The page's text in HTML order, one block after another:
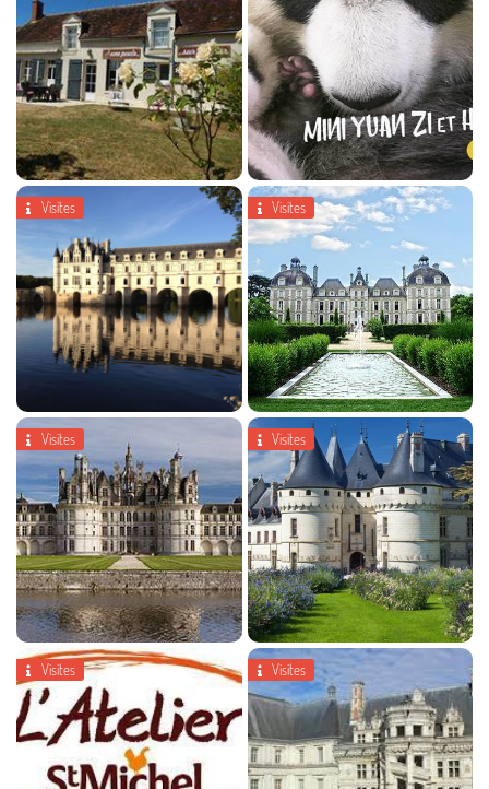
Nouveau gîte Le chat botté 4
personnes
Zoo de Beauval
 Visites  Visites
Château de Cheverny
 Visites  Visites
Chaumont-sur-Loire
 Visites  Visites